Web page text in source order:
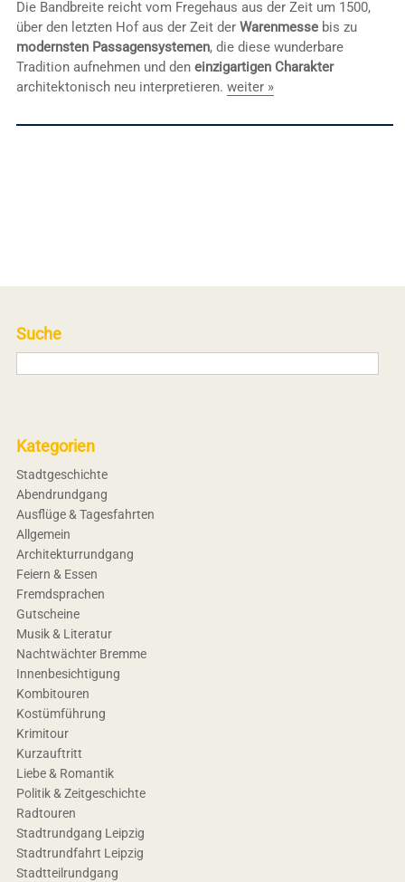
Die Bandbreite reicht vom Fregehaus aus der Zeit um 1500,
über den letzten Hof aus der Zeit der Warenmessebis zu
modernsten Passagensystemen, die diese wunderbare
Tradition aufnehmen und den einzigartigen Charakter
architektonisch neu interpretieren. weiter »
Suche
Kategorien
Stadtgeschichte
Abendrundgang
Ausflüge & Tagesfahrten
Allgemein
Architekturrundgang
Feiern & Essen
Fremdsprachen
Gutscheine
Musik & Literatur
Nachtwächter Bremme
Innenbesichtigung
Kombitouren
Kostümführung
Krimitour
Kurzauftritt
Liebe & Romantik
Politik & Zeitgeschichte
Radtouren
Stadtrundgang Leipzig
Stadtrundfahrt Leipzig
Stadtteilrundgang